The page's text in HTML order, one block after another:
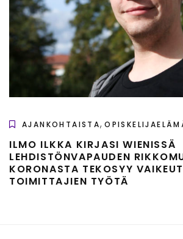
AJANKOHTAISTA,
ILMO ILKKA KIRJASI WIENISSÄ
LEHDISTÖNVAPAUDEN
KORONASTA TEKOSYY
TOIMITTAJIEN TYÖTÄ